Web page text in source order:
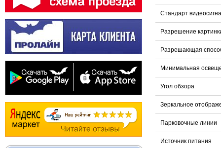
Стандарт
Разрешение
Разрешающая
Минимальная
Угол обзора
Зеркальное
Парковочные линии
Источник питания